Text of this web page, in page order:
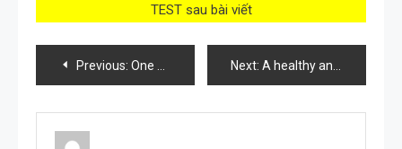
TEST sau bài viết
Post
navigation
Previous: One Spoon Wonder: Blooming Lushly and Long for Roses, Geraniums, Petunias, and Any Home Flower! Next: A healthy and lush orchid with this DIY syrup: it’s a real wonder